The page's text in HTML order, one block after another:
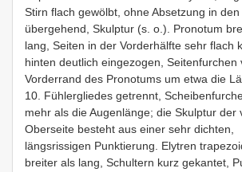
Stirn flach gewölbt, ohne Absetzung in
übergehend, Skulptur (s. o.). Pronotum
lang, Seiten in der Vorderhälfte sehr flach
hinten deutlich eingezogen, Seitenfurchen
Vorderrand des Pronotums um etwa die
10. Fühlergliedes getrennt,
mehr als die Augenlänge; die Skulptur der
Oberseite besteht aus einer sehr dichten,
längsrissigen Punktierung. Elytren
breiter als lang, Schultern kurz gekantet,